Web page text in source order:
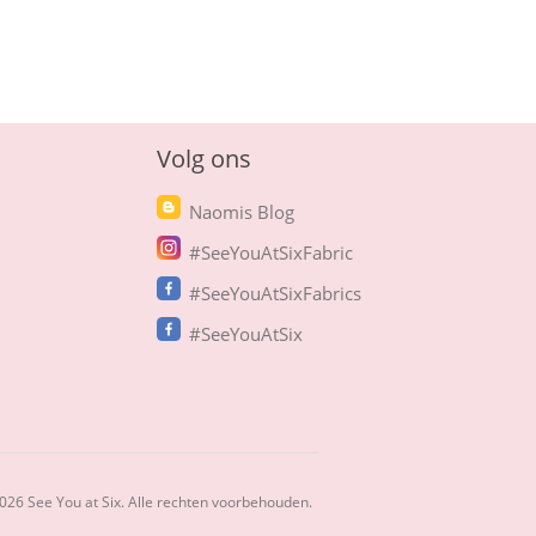
Volg ons
Naomis Blog
#SeeYouAtSixFabric
#SeeYouAtSixFabrics
#SeeYouAtSix
See You at Six. Alle rechten voorbehouden.